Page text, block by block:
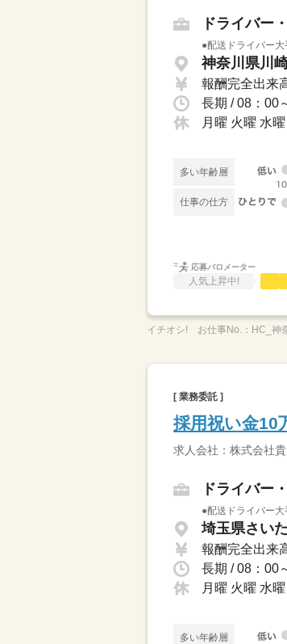
ドライバー
●配送ドライバー
神奈川県川
報酬完全出来
長期 / 08：00
月曜 火曜 水
多い年齢層
仕事の仕方
応募バロメーター
人気上昇中!
イチオシ! お仕事No.： HC_神
[ 業務委託 ]
採用祝い金10
求人会社：株式会社
ドライバー
●配送ドライバー
埼玉県さい
報酬完全出来
長期 / 08：00
月曜 火曜 水
多い年齢層